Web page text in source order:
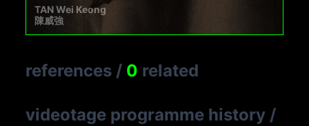
TAN Wei Keong
陳威強
references / 0 related
videotage programme history /